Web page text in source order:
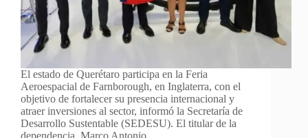
El estado de Querétaro participa en la Feria
Aeroespacial de Farnborough, en Inglaterra, con el
objetivo de fortalecer su presencia internacional y
atraer inversiones al sector, informó la Secretaría de
Desarrollo Sustentable (SEDESU). El titular de la
dependencia, Marco Antonio…